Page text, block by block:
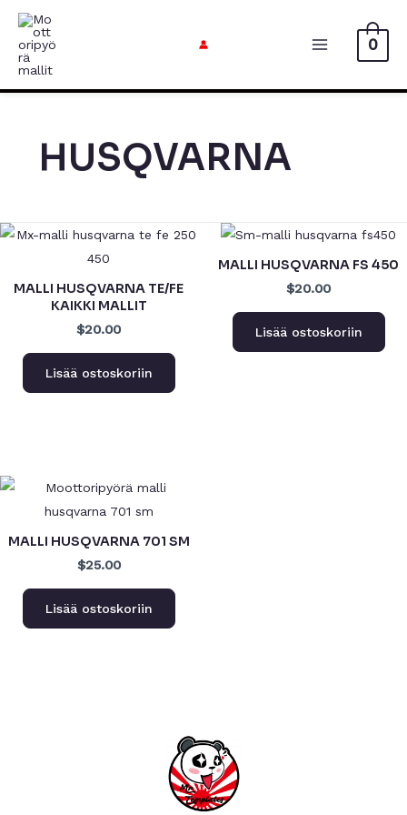
Siirry
sisältöön
0
HUSQVARNA
MALLI HUSQVARNA TE/FE
KAIKKI MALLIT
$20.00
Lisää ostoskoriin
MALLI HUSQVARNA FS 450
$20.00
Lisää ostoskoriin
MALLI HUSQVARNA 701 SM
$25.00
Lisää ostoskoriin